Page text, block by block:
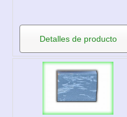
Detalles de producto